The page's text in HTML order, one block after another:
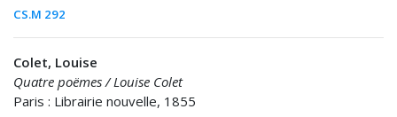
CS.M 292
Colet, Louise
Quatre poëmes / Louise Colet
Paris : Librairie nouvelle, 1855